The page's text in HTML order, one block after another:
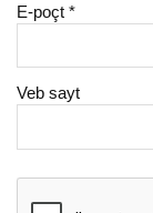
E-poçt*
Veb sayt